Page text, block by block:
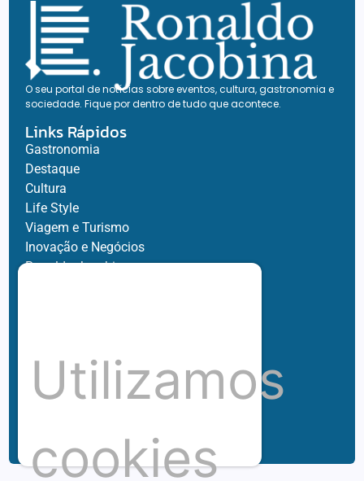
O seu portal de notícias sobre eventos, cultura, gastronomia e
sociedade. Fique por dentro de tudo que acontece.
Links Rápidos
Gastronomia
Destaque
Cultura
Life Style
Viagem e Turismo
Inovação e Negócios
Ronaldo Jacobina
Hubnexxo
Redes
Utilizamos
cookies